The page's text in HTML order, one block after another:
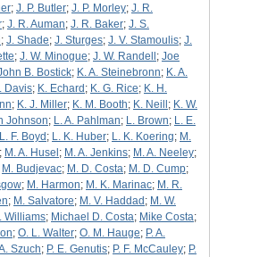
; J. P. Butler; J. P. Morley; J. R.
; J. R. Auman; J. R. Baker; J. S.
; J. Shade; J. Sturges; J. V. Stamoulis; J.
; J. W. Minogue; J. W. Randell ; Joe
B. Bostick; K. A. Steinebronn; K. A.
Davis; K. Echard ; K. G. Rice; K. H.
; K. J. Miller; K. M. Booth; K. Neill ; K. W.
Johnson; L. A. Pahlman; L. Brown; L. E.
L. F. Boyd ; L. K. Huber; L. K. Koering; M.
; M. A. Husel ; M. A. Jenkins; M. A. Neeley;
M. Budjevac; M. D. Costa; M. D. Cump;
; M. Harmon; M. K. Marinac; M. R.
; M. Salvatore; M. V. Haddad ; M. W.
Williams; Michael D. Costa; Mike Costa;
; O. L. Walter; O. M. Hauge; P. A.
Szuch; P. E. Genutis; P. F. McCauley; P.